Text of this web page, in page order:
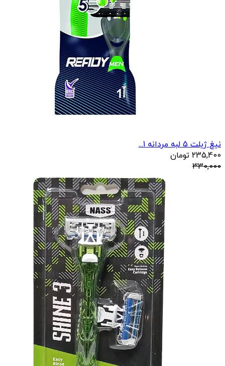
نیغ ژیلت 5 لبه مردانه 1...
235,400 تومان
330,000